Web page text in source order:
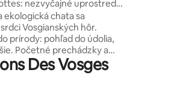
nezvyčajné uprostred
ekologická chata sa
Vosgianských hôr.
prírody: pohľad do údolia,
a
pešia vzdialenosť
prípade sa
Des Vosges